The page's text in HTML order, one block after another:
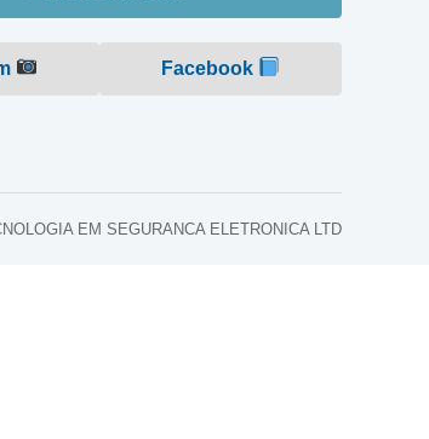
Facebook
EM SEGURANCA ELETRONICA LTD